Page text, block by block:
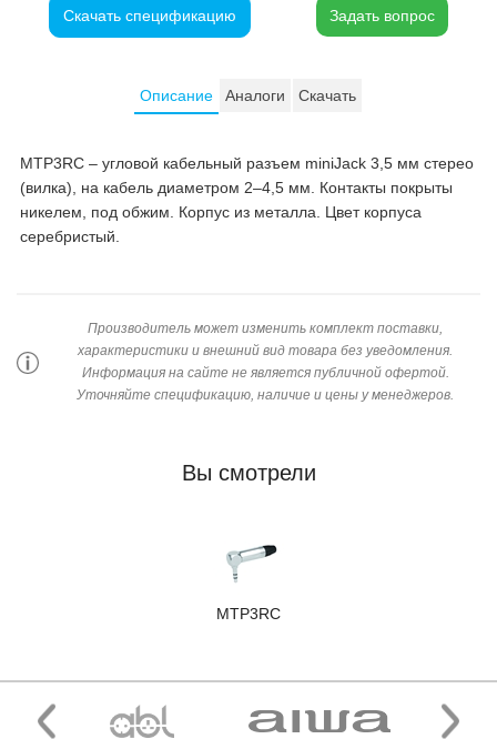
Скачать спецификацию
Описание Аналоги Скачать
MTP3RC – угловой кабельный разъем miniJack 3,5 мм стерео
(вилка), на кабель диаметром 2–4,5 мм. Контакты покрыты
никелем, под обжим. Корпус из металла. Цвет корпуса
серебристый.
Производитель может изменить комплект поставки,
характеристики и внешний вид товара без уведомления.
Информация на сайте не является публичной офертой.
Уточняйте спецификацию, наличие и цены у менеджеров.
Вы смотрели
MTP3RC